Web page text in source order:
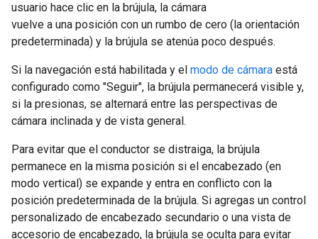
usuario hace clic en la brújula, la cámara
vuelve a una posición con un rumbo de cero (la orientación
predeterminada) y la brújula se atenúa poco después.
Si la navegación está habilitada y el modo de cámara está
configurado como "Seguir", la brújula permanecerá visible y,
si la presionas, se alternará entre las perspectivas de
cámara inclinada y de vista general.
Para evitar que el conductor se distraiga, la brújula
permanece en la misma posición si el encabezado (en
modo vertical) se expande y entra en conflicto con la
posición predeterminada de la brújula. Si agregas un control
personalizado de encabezado secundario o una vista de
accesorio de encabezado, la brújula se oculta para evitar